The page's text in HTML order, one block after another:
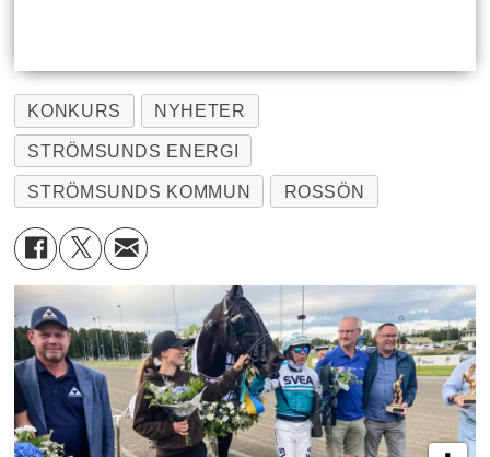
KONKURS NYHETER
STRÖMSUNDS ENERGI
STRÖMSUNDS KOMMUN ROSSÖN